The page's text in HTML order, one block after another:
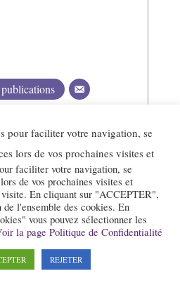
Alpes.com sont édités par l’association
pour faciliter votre navigation, se
lors de vos prochaines visites et
faciliter votre navigation, se
de vos prochaines visites et
En cliquant sur "ACCEPTER",
l'ensemble des cookies. En
vous pouvez sélectionner les
la page Politique de Confidentialité
REJETER